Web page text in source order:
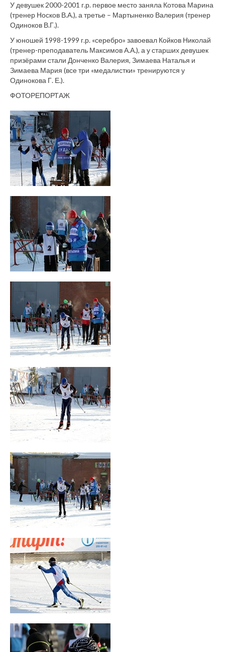
У девушек 2000-2001 г.р. первое место заняла Котова Марина
(тренер Носков В.А.), а третье – Мартыненко Валерия (тренер
Одиноков В.Г.).
У юношей 1998-1999 г.р. «серебро» завоевал Койков Николай
(тренер-преподаватель Максимов А.А.), а у старших девушек
призёрами стали Донченко Валерия, Зимаева Наталья и
Зимаева Мария (все три «медалистки» тренируются у
Одинокова Г. Е.).
ФОТОРЕПОРТАЖ